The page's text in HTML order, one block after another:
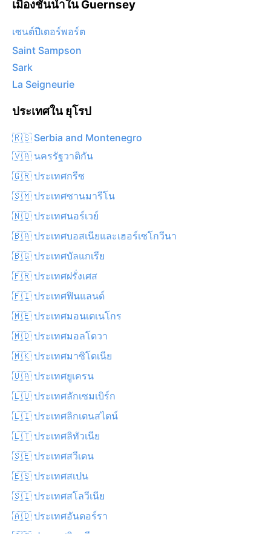
เมืองชั้นนำใน Guernsey
เซนต์ปีเตอร์พอร์ต
Saint Sampson
Sark
La Seigneurie
ประเทศใน ยุโรป
🇷🇸 Serbia and Montenegro
🇻🇦 นครรัฐวาติกัน
🇬🇷 ประเทศกรีซ
🇸🇲 ประเทศซานมารีโน
🇳🇴 ประเทศนอร์เวย์
🇧🇦 ประเทศบอสเนียและเฮอร์เซโกวีนา
🇧🇬 ประเทศบัลแกเรีย
🇫🇷 ประเทศฝรั่งเศส
🇫🇮 ประเทศฟินแลนด์
🇲🇪 ประเทศมอนเตเนโกร
🇲🇩 ประเทศมอลโดวา
🇲🇰 ประเทศมาซิโดเนีย
🇺🇦 ประเทศยูเครน
🇱🇺 ประเทศลักเซมเบิร์ก
🇱🇮 ประเทศลิกเตนสไตน์
🇱🇹 ประเทศลิทัวเนีย
🇸🇪 ประเทศสวีเดน
🇪🇸 ประเทศสเปน
🇸🇮 ประเทศสโลวีเนีย
🇦🇩 ประเทศอันดอร์รา